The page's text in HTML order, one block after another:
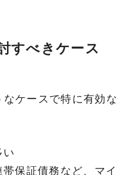
すべきケース
ケースで特に有効な
い
保証債務など、マイ